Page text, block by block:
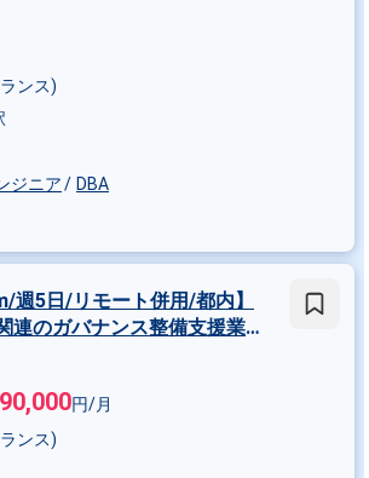
ンス)
ジニア
DBA
週5日/リモート併用/都内】
のガバナンス整備支援業務
円/月
ンス)